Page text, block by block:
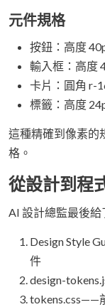
元件規格
按鈕：高度
輸入框：高度
卡片：圓角 r-
標籤：高度
這種精確到像素的
格。
從設計到程
AI 設計總監最後給
Design Style
件
design-
tokens.css——